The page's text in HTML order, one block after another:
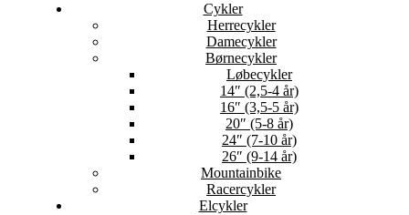
Cykler
Herrecykler
Damecykler
Børnecykler
Løbecykler
14″ (2,5-4 år)
16″ (3,5-5 år)
20″ (5-8 år)
24″ (7-10 år)
26″ (9-14 år)
Mountainbike
Racercykler
Elcykler